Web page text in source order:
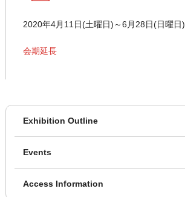
2020年4月11日(土曜日)～6月28日(日曜日)
会期延長
Exhibition Outline
Events
Access Information